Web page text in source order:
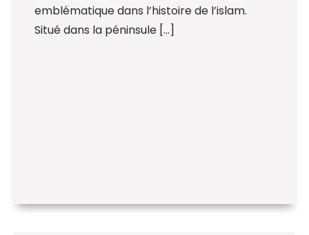
emblématique dans l’histoire de l’islam.
Situé dans la péninsule […]